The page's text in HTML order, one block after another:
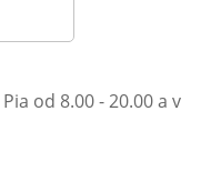
od 8.00 - 20.00 a v